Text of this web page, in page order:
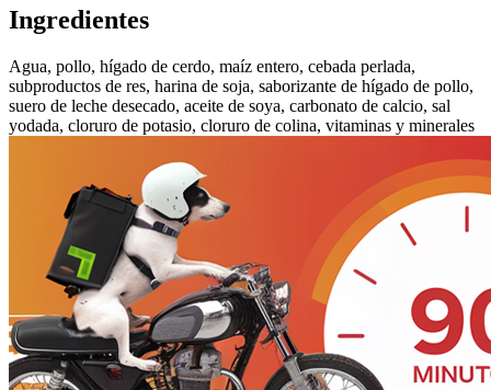
Ingredientes
Agua, pollo, hígado de cerdo, maíz entero, cebada perlada,
subproductos de res, harina de soja, saborizante de hígado de pollo,
suero de leche desecado, aceite de soya, carbonato de calcio, sal
yodada, cloruro de potasio, cloruro de colina, vitaminas y minerales